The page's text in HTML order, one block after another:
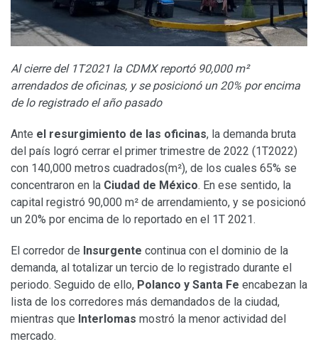
Al cierre del 1T2021 la CDMX reportó 90,000 m²
arrendados de oficinas, y se posicionó un 20% por encima
de lo registrado el año pasado
Ante el resurgimiento de las oficinas, la demanda bruta
del país logró cerrar el primer trimestre de 2022 (1T2022)
con 140,000 metros cuadrados(m²), de los cuales 65% se
concentraron en la Ciudad de México. En ese sentido, la
capital registró 90,000 m² de arrendamiento, y se posicionó
un 20% por encima de lo reportado en el 1T 2021.
El corredor de Insurgente continua con el dominio de la
demanda, al totalizar un tercio de lo registrado durante el
periodo. Seguido de ello, Polanco y Santa Fe encabezan la
lista de los corredores más demandados de la ciudad,
mientras que Interlomas mostró la menor actividad del
mercado.